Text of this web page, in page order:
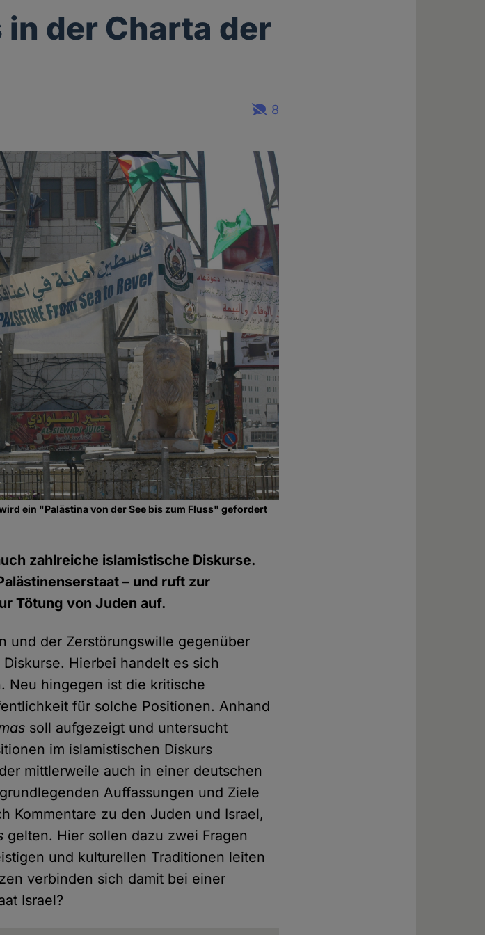
der Charta der
8
ein "Palästina von der See bis zum Fluss" gefordert
zahlreiche islamistische Diskurse.
– und ruft zur
Tötung von Juden auf.
und der Zerstörungswille gegenüber
Hierbei handelt es sich
Neu hingegen ist die kritische
für solche Positionen. Anhand
soll aufgezeigt und untersucht
im islamistischen Diskurs
mittlerweile auch in einer deutschen
Auffassungen und Ziele
Kommentare zu den Juden und Israel,
gelten. Hier sollen dazu zwei Fragen
und kulturellen Traditionen leiten
verbinden sich damit bei einer
Israel?